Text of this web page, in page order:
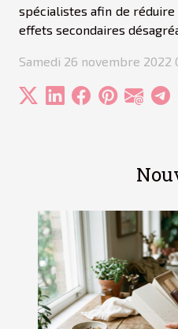
spécialistes afin de
effets secondaires
Samedi 26 novembre 2022